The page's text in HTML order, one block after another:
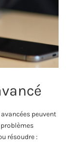
peuvent
résoudre :